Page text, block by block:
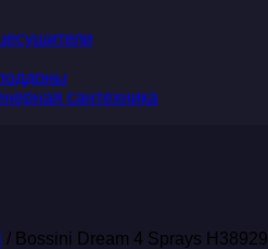
сантехника
/ Bossini Dream 4 Sprays H38929